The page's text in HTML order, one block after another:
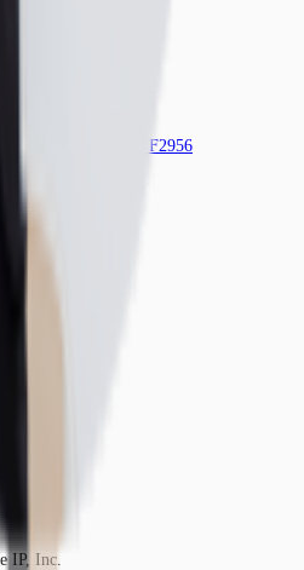
am Rhein, Süd - F2956
IP, Inc.